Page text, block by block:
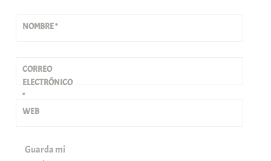
NOMBRE*
CORREO
ELECTRÓNICO
*
WEB
Guarda mi